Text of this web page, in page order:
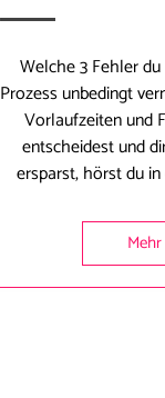
Welche 3 Fehler
Prozess unbedingt
Vorlaufzeiten und
entscheidest und
ersparst, hörst du